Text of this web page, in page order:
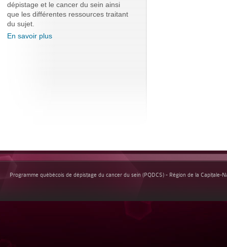
dépistage et le cancer du sein ainsi
que les différentes ressources traitant
du sujet.
En savoir plus
Programme québécois de dépistage du cancer du sein (PQDCS) - Région de la Capitale-